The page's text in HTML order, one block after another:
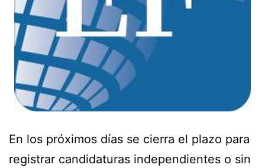
En los próximos días se cierra el plazo para
registrar candidaturas independientes o sin